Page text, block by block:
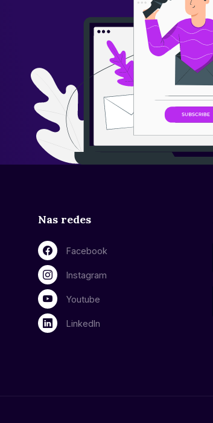
Nas redes
Facebook
Instagram
Youtube
LinkedIn